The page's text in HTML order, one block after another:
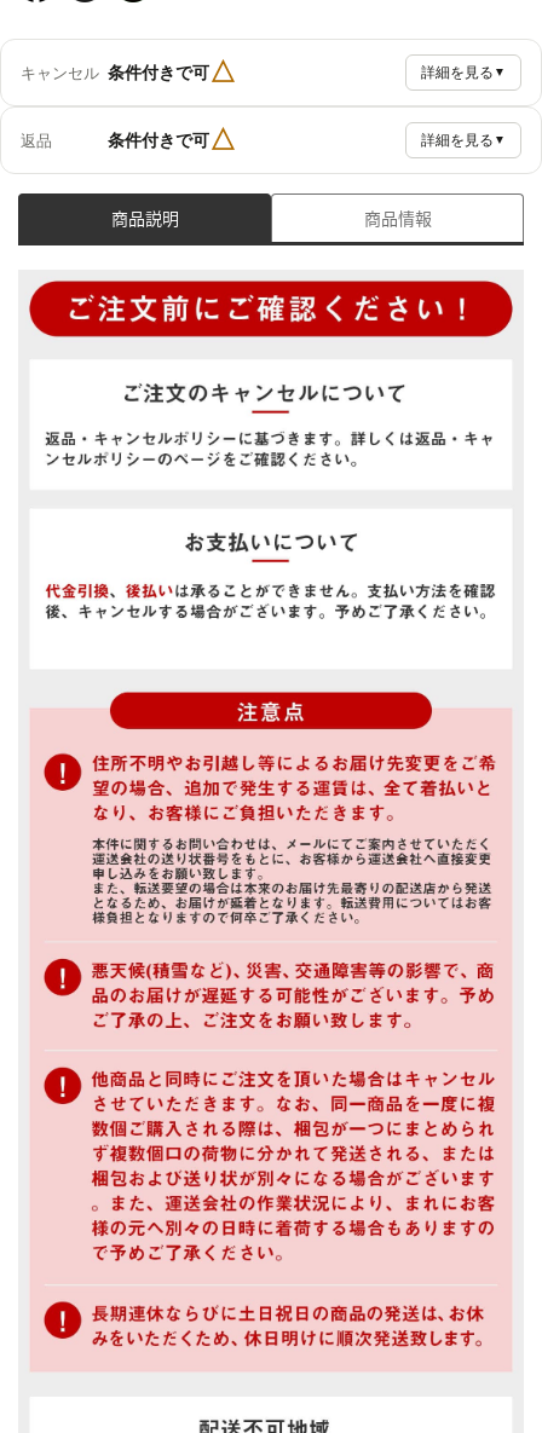
キャンセル 条件付きで可△ 詳細を見る ▼
返品 条件付きで可△ 詳細を見る ▼
商品説明 商品情報